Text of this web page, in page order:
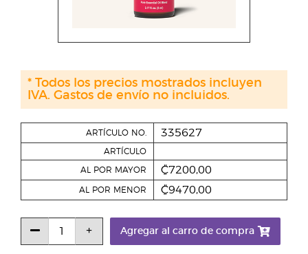
ARTÍCULO NO. 335627
ARTÍCULO
AL POR MAYOR ₡7200,00
AL POR MENOR ₡9470,00
Agregar al carro de compra
* Todos los precios mostrados incluyen
IVA. Gastos de envío no incluidos.